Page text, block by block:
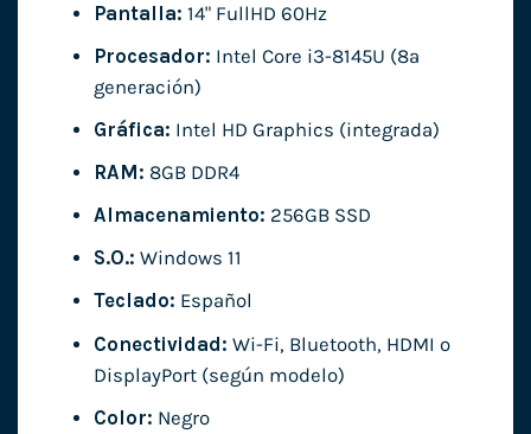
Pantalla: 14" FullHD 60Hz
Procesador: Intel Core i3-8145U (8ª
generación)
Gráfica: Intel HD Graphics (integrada)
RAM: 8GB DDR4
Almacenamiento: 256GB SSD
S.O.: Windows 11
Teclado: Español
Conectividad: Wi-Fi, Bluetooth, HDMI o
DisplayPort (según modelo)
Color: Negro